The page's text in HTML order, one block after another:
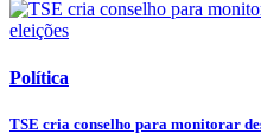
Política
TSE cria conselho para monitorar